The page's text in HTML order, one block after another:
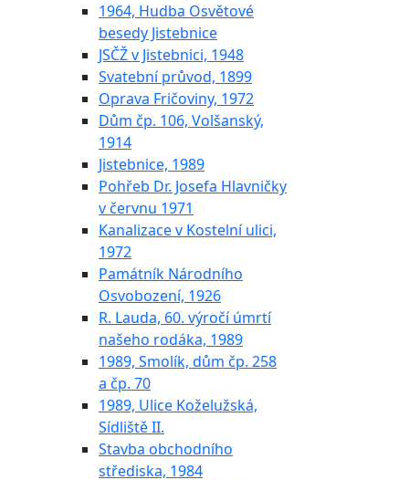
1964, Hudba Osvětové
besedy Jistebnice
JSČŽ v Jistebnici, 1948
Svatební průvod, 1899
Oprava Fričoviny, 1972
Dům čp. 106, Volšanský,
1914
Jistebnice, 1989
Pohřeb Dr. Josefa Hlavničky
v červnu 1971
Kanalizace v Kostelní ulici,
1972
Památník Národního
Osvobození, 1926
R. Lauda, 60. výročí úmrtí
našeho rodáka, 1989
1989, Smolík, dům čp. 258
a čp. 70
1989, Ulice Koželužská,
Sídliště II.
Stavba obchodního
střediska, 1984